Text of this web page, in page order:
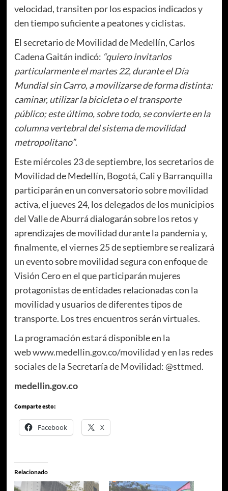
velocidad, transiten por los espacios indicados y
den tiempo suficiente a peatones y ciclistas.
El secretario de Movilidad de Medellín, Carlos
Cadena Gaitán indicó: “quiero invitarlos
particularmente el martes 22, durante el Día
Mundial sin Carro, a movilizarse de forma distinta:
caminar, utilizar la bicicleta o el transporte
público; este último, sobre todo, se convierte en la
columna vertebral del sistema de movilidad
metropolitano”.
Este miércoles 23 de septiembre, los secretarios de
Movilidad de Medellín, Bogotá, Cali y Barranquilla
participarán en un conversatorio sobre movilidad
activa, el jueves 24, los delegados de los municipios
del Valle de Aburrá dialogarán sobre los retos y
aprendizajes de movilidad durante la pandemia y,
finalmente, el viernes 25 de septiembre se realizará
un evento sobre movilidad segura con enfoque de
Visión Cero en el que participarán mujeres
protagonistas de entidades relacionadas con la
movilidad y usuarios de diferentes tipos de
transporte. Los tres encuentros serán virtuales.
La programación estará disponible en la
webwww.medellin.gov.co/movilidady en las redes
sociales de la Secretaría de Movilidad:@sttmed.
medellin.gov.co
Comparte esto:
Facebook X
Relacionado